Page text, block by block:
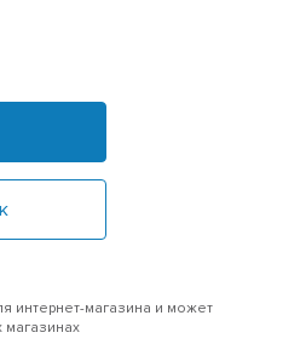
интернет-магазина и может
магазинах